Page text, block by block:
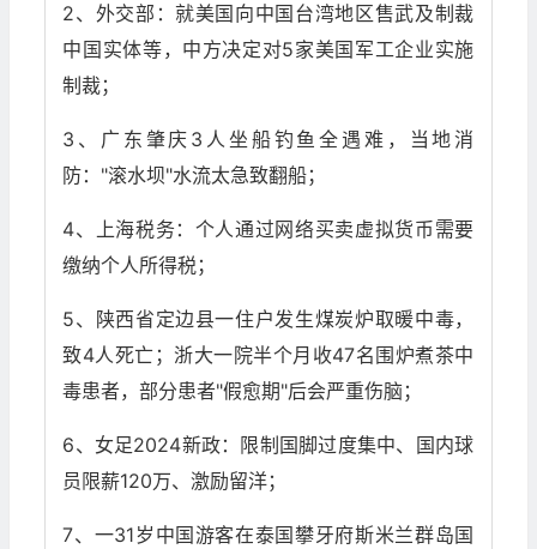
2、外交部：就美国向中国台湾地区售武及制裁
中国实体等，中方决定对5家美国军工企业实施
制裁；
3、广东肇庆3人坐船钓鱼全遇难，当地消
防："滚水坝"水流太急致翻船；
4、上海税务：个人通过网络买卖虚拟货币需要
缴纳个人所得税；
5、陕西省定边县一住户发生煤炭炉取暖中毒，
致4人死亡；浙大一院半个月收47名围炉煮茶中
毒患者，部分患者"假愈期"后会严重伤脑；
6、女足2024新政：限制国脚过度集中、国内球
员限薪120万、激励留洋；
7、一31岁中国游客在泰国攀牙府斯米兰群岛国